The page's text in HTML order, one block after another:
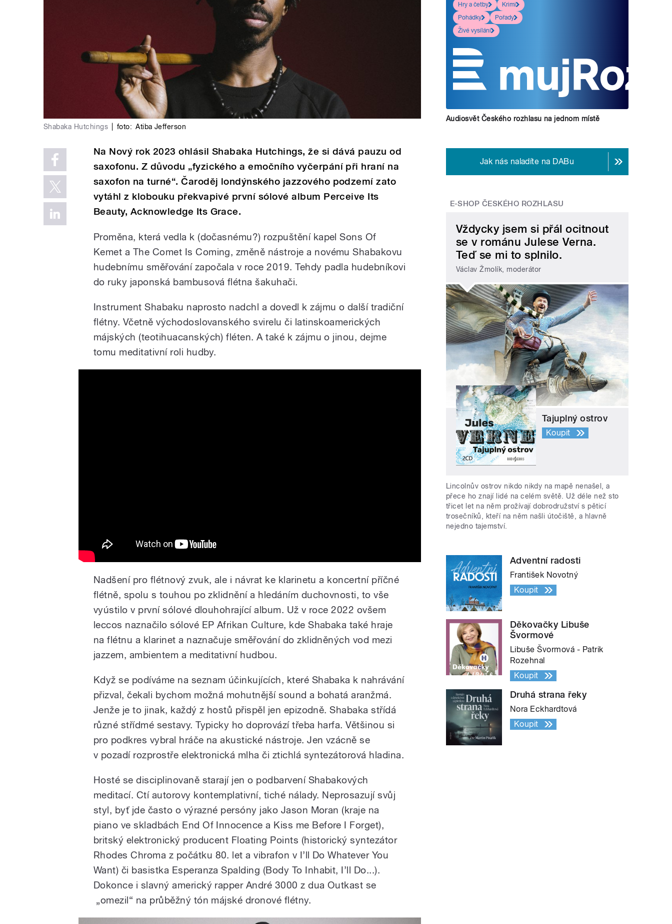
Shabaka Hutchings foto: Atiba Jefferson
Na Nový rok 2023 ohlásil Shabaka Hutchings, že si dává pauzu od
saxofonu. Z důvodu „fyzického a emočního vyčerpání při hraní na
saxofon na turné“. Čaroděj londýnského jazzového podzemí zato
vytáhl z klobouku překvapivé první sólové album Perceive Its
Beauty, Acknowledge Its Grace.
Proměna, která vedla k (dočasnému?) rozpuštění kapel Sons Of
Kemet a The Comet Is Coming, změně nástroje a novému Shabakovu
hudebnímu směřování započala v roce 2019. Tehdy padla hudebníkovi
do ruky japonská bambusová flétna šakuhači.
Instrument Shabaku naprosto nadchl a dovedl k zájmu o další tradiční
flétny. Včetně východoslovanského svirelu či latinskoamerických
májských (teotihuacanských) fléten. A také k zájmu o jinou, dejme
tomu meditativní roli hudby.
Nadšení pro flétnový zvuk, ale i návrat ke klarinetu a koncertní příčné
flétně, spolu s touhou po zklidnění a hledáním duchovnosti, to vše
vyústilo v první sólové dlouhohrající album. Už v roce 2022 ovšem
leccos naznačilo sólové EP Afrikan Culture, kde Shabaka také hraje
na flétnu a klarinet a naznačuje směřování do zklidněných vod mezi
jazzem, ambientem a meditativní hudbou.
Když se podíváme na seznam účinkujících, které Shabaka k nahrávání
přizval, čekali bychom možná mohutnější sound a bohatá aranžmá.
Jenže je to jinak, každý z hostů přispěl jen epizodně. Shabaka střídá
různé střídmé sestavy. Typicky ho doprovází třeba harfa. Většinou si
pro podkres vybral hráče na akustické nástroje. Jen vzácně se
v pozadí rozprostře elektronická mlha či ztichlá syntezátorová hladina.
Hosté se disciplinovaně starají jen o podbarvení Shabakových
meditací. Ctí autorovy kontemplativní, tiché nálady. Neprosazují svůj
styl, byť jde často o výrazné persóny jako Jason Moran (kraje na
piano ve skladbách End Of Innocence a Kiss me Before I Forget),
britský elektronický producent Floating Points (historický syntezátor
Rhodes Chroma z počátku 80. let a vibrafon v I’ll Do Whatever You
Want) či basistka Esperanza Spalding (Body To Inhabit, I’ll Do...).
Dokonce i slavný americký rapper André 3000 z dua Outkast se
„omezil“ na průběžný tón májské dronové flétny.
Hry a četby
Krimi
Pohádky
Pořady
Živé vysílání
Audiosvět Českého rozhlasu na jednom místě
Jak nás naladíte na DABu
E-SHOP ČESKÉHO ROZHLASU
Vždycky jsem si přál ocitnout
se v románu Julese Verna.
Teď se mi to splnilo.
Václav Žmolík, moderátor
Tajuplný ostrov
Koupit
Lincolnův ostrov nikdo nikdy na mapě nenašel, a
přece ho znají lidé na celém světě. Už déle než sto
třicet let na něm prožívají dobrodružství s pěticí
trosečníků, kteří na něm našli útočiště, a hlavně
nejedno tajemství.
Adventní radosti
František Novotný
Koupit
Děkovačky Libuše
Švormové
Libuše Švormová - Patrik
Rozehnal
Koupit
Druhá strana řeky
Nora Eckhardtová
Koupit